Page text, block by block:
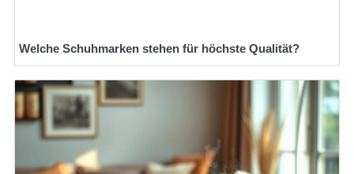
Welche Schuhmarken stehen für höchste Qualität?